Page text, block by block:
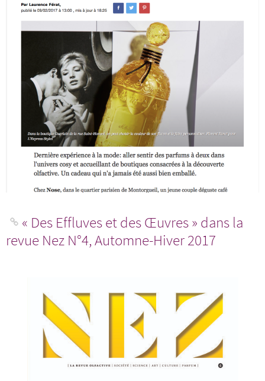
« Des Effluves et des Œuvres » dans la
revue Nez N°4, Automne-Hiver 2017